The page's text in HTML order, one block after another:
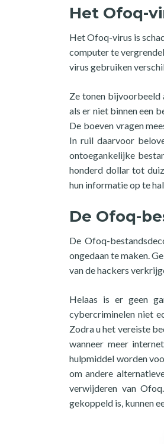
Het Ofoq-
Het Ofoq-virus is
computer te
virus gebruiken
Ze tonen bijvoorbeeld
als er niet binnen een
De boeven vragen
In ruil daarvoor
ontoegankelijke
honderd dollar tot
hun informatie op te
De Ofoq-
De Ofoq-
ongedaan te maken.
van de hackers
Helaas is er geen
cybercriminelen niet
Zodra u het vereiste
wanneer meer
hulpmiddel worden
om andere
verwijderen van
gekoppeld is, kunnen